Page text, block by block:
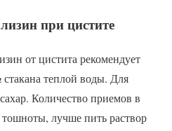
при цистите
от цистита рекомендует
теплой воды. Для
Количество приемов в
лучше пить раствор